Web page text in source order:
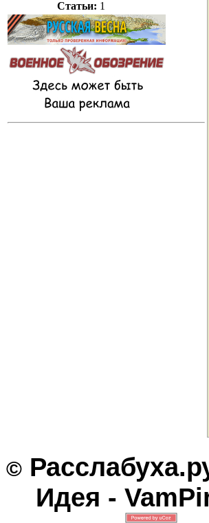
Статьи: 1
©
Идея -